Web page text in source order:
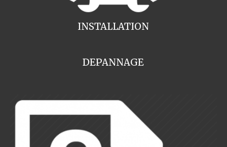
INSTALLATION
DEPANNAGE